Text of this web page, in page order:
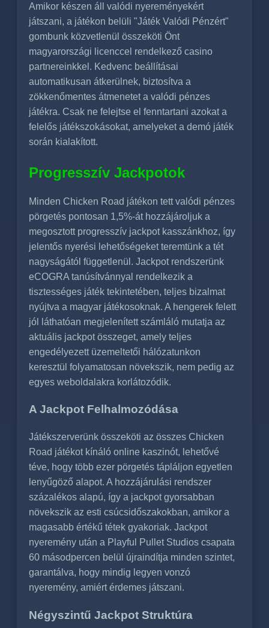
Amikor készen áll valódi nyereményekért
játszani, a játékon belüli "Játék Valódi Pénzért"
gombunk közvetlenül összeköti Önt
magyarországi licenccel rendelkező casino
partnereinkkel. Kedvenc beállításai
automatikusan átkerülnek, biztosítva a
zökkenőmentes átmenetet a valódi pénzes
játékra. Csak ne felejtse el fenntartani azokat a
felelős játékszokásokat, amelyeket a demó játék
során kialakított.
Progresszív Jackpotok
Minden Chicken Road játékon tett valódi pénzes
pörgetés pontosan 1,5%-át hozzájároljuk a
megosztott progresszív jackpot kasszánkhoz, így
jelentős nyerési lehetőségeket teremtünk a tét
nagyságától függetlenül. Jackpot rendszerünk
eCOGRA tanúsítvánnyal rendelkezik a
tisztességes játék tekintetében, teljes bizalmat
nyújtva a magyar játékosoknak. A hengerek felett
jól láthatóan megjelenített számláló mutatja az
aktuális jackpot összeget, amely teljes
engedélyezett üzemeltetői hálózatunkon
keresztül folyamatosan növekszik, nem pedig az
egyes weboldalakra korlátozódik.
A Jackpot Felhalmozódása
Játékszerverünk összeköti az összes Chicken
Road játékot kínáló online kaszinót, lehetővé
téve, hogy több ezer pörgetés tápláljon egyetlen
lenyűgöző alapot. A hozzájárulási rendszer
százalékos alapú, így a jackpot gyorsabban
növekszik az esti csúcsidőszakokban, amikor a
magasabb értékű tétek gyakoriak. Jackpot
nyeremény után a Playful Pullet Studios csapata
60 másodpercen belül újraindítja minden szintet,
garantálva, hogy mindig legyen vonzó
nyeremény, amiért érdemes játszani.
Négyszintű Jackpot Struktúra